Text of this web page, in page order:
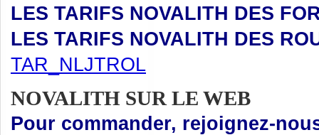
LES TARIFS NOVALITH DES
LES TARIFS NOVALITH DES
TAR_NLJTROL
NOVALITH SUR LE WEB
Pour commander, rejoignez-